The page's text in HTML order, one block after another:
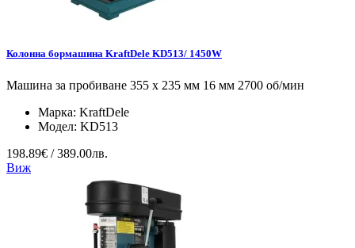
Колонна бормашина KraftDele KD513/ 1450W
Машина за пробиване 355 x 235 мм 16 мм 2700 об/мин
Марка: KraftDele
Модел: KD513
198.89€ / 389.00лв.
Виж